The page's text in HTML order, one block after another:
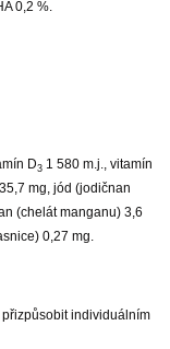
0,2 %.
D3 1 580 m.j., vitamín
mg, jód (jodičnan
(chelát manganu) 3,6
0,27 mg.
individuálním